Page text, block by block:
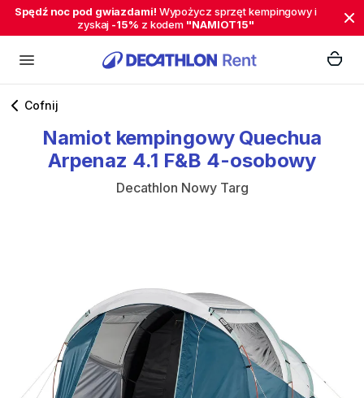
Spędź noc pod gwiazdami! Wypożycz sprzęt kempingowy i
zyskaj -15% z kodem "NAMIOT15"
Cofnij
Namiot kempingowy Quechua
Arpenaz 4.1 F&B 4-osobowy
Decathlon Nowy Targ